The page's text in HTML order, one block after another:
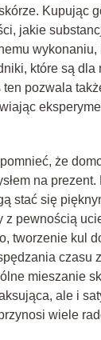
Kupując
jakie
wykonaniu,
które są
ten pozwala
że
na
stać się
z pewnością
tworzenie kul
czasu
mieszanie
ale i
wiele